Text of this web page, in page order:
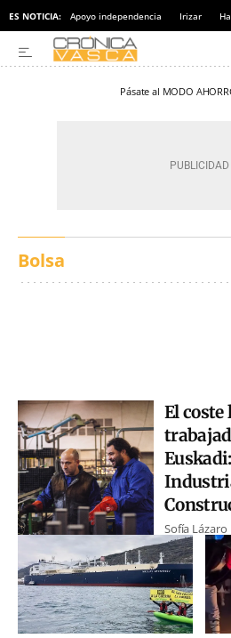
ES NOTICIA: Apoyo independencia Irizar
Pásate al MODO
Bolsa
El coste
Sofía Lázaro